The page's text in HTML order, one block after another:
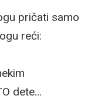
pričati samo
reći:
dete…